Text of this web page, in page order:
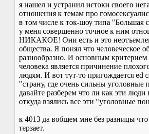
я нашел и устранил истоки своего
отношения к темам про
в том числе к ток-шоу типа "Большая
у меня совершенно точное к ним
НИКАКОЕ! Они есть и это
общества. Я понял что человеческое
разнообразно. И основным критерием
человека является причинение
людям. И вот тут-то пригождается ed
"страну, где очень сильны уголовные
давайте разберем что ли как эти люди
откуда взялись все эти "уголовные
к 4013 да вобщем мне без разницы что
терзает.